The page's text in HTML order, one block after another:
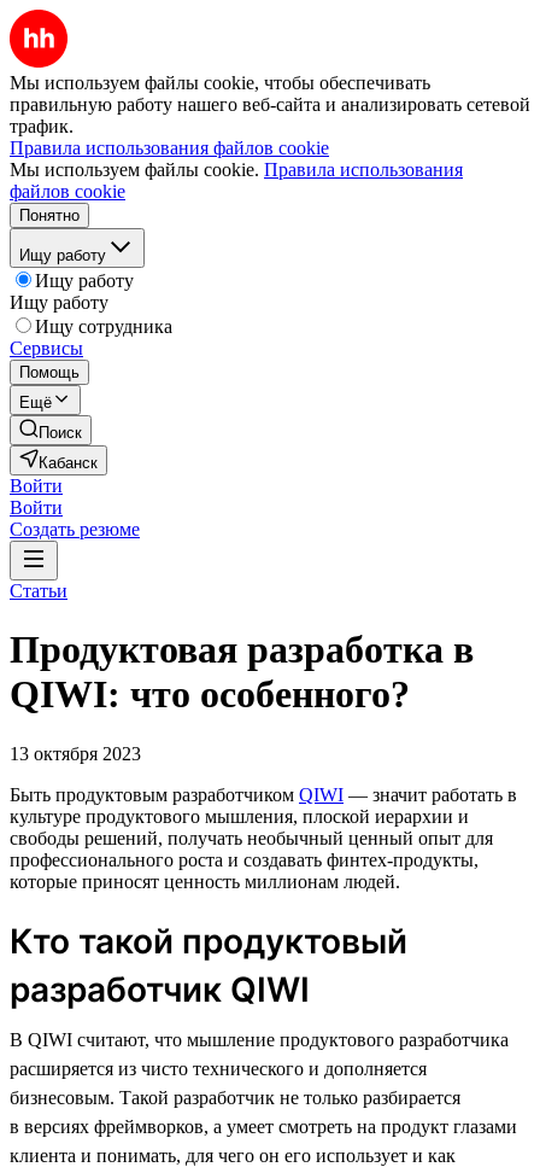
Мы используем файлы cookie, чтобы обеспечивать
правильную работу нашего веб-сайта и анализировать сетевой
трафик.
Правила использования файлов cookie
Мы используем файлы cookie. Правила использования
файлов cookie
Понятно
Ищу работу
Ищу работу
Ищу работу
Ищу сотрудника
Сервисы
Помощь
Ещё
Поиск
Кабанск
Войти
Войти
Создать резюме
Статьи
Продуктовая разработка в
QIWI: что особенного?
13 октября 2023
Быть продуктовым разработчиком QIWI — значит работать в
культуре продуктового мышления, плоской иерархии и
свободы решений, получать необычный ценный опыт для
профессионального роста и создавать финтех-продукты,
которые приносят ценность миллионам людей.
Кто такой продуктовый
разработчик QIWI
В QIWI считают, что мышление продуктового разработчика
расширяется из чисто технического и дополняется
бизнесовым. Такой разработчик не только разбирается
в версиях фреймворков, а умеет смотреть на продукт глазами
клиента и понимать, для чего он его использует и как